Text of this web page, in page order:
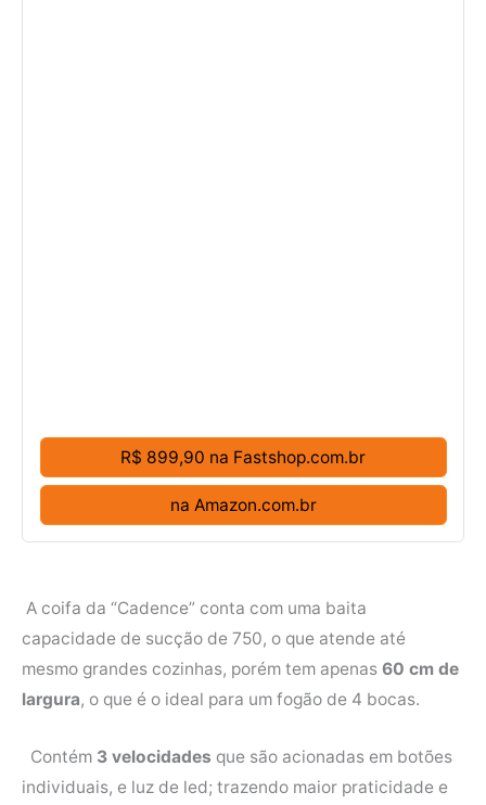
R$ 899,90 na Fastshop.com.br
na Amazon.com.br
A coifa da “Cadence” conta com uma baita
capacidade de sucção de 750, o que atende até
mesmo grandes cozinhas, porém tem apenas 60 cm de
largura, o que é o ideal para um fogão de 4 bocas.
Contém 3 velocidades que são acionadas em botões
individuais, e luz de led; trazendo maior praticidade e